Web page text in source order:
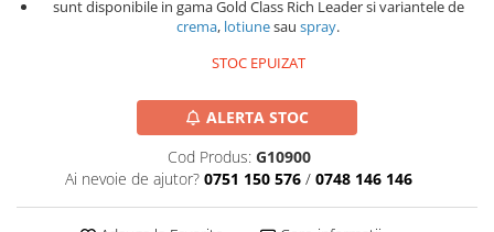
DETAILING RAPID EXTERIOR
CONSUMABILE AUTO
sunt disponibile in gama Gold Class Rich Leader si variantele de
crema, lotiunesau spray.
STOC EPUIZAT
ALERTA STOC
Cod Produs: G10900
Ai nevoie de ajutor? 0751 150 576 / 0748 146 146